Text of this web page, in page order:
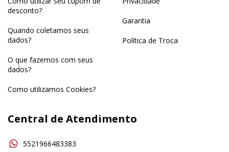
desconto?
Quando coletamos seus
dados?
O que fazemos com seus
dados?
Como utilizamos Cookies?
Garantia
Política de Troca
Central de Atendimento
5521966483383